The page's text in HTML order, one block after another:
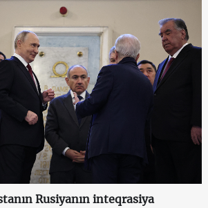
Rusiyanın inteqrasiya